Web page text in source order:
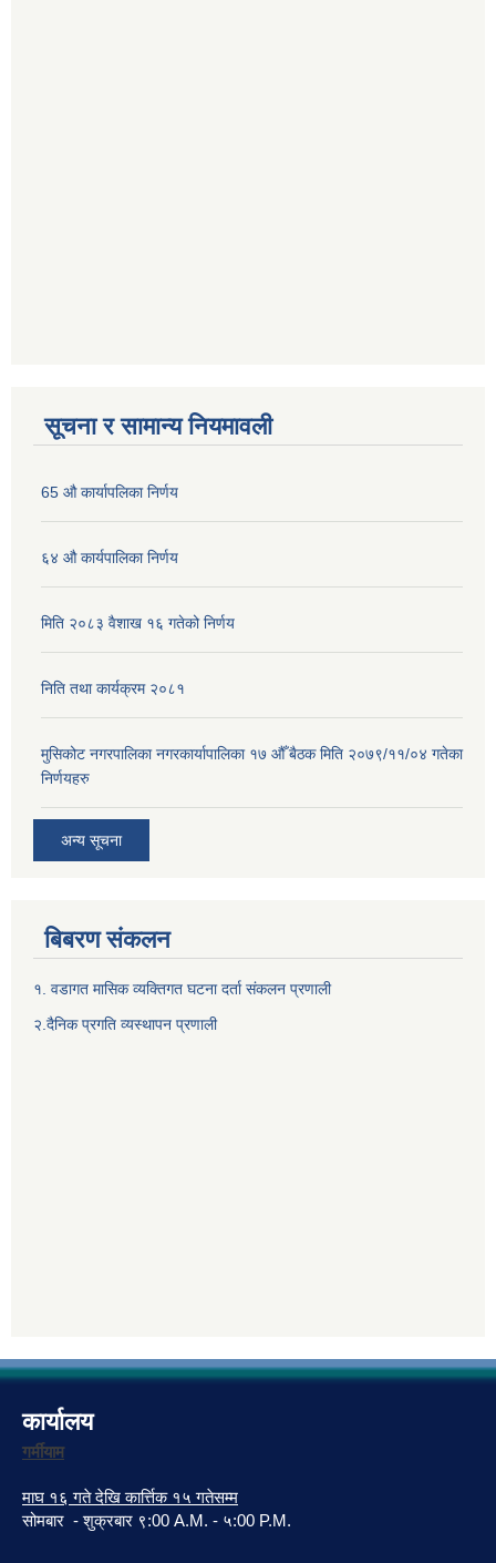
सूचना र सामान्य नियमावली
65 औ कार्यापलिका निर्णय
६४ औ कार्यपालिका निर्णय
मिति २०८३ वैशाख १६ गतेको निर्णय
निति तथा कार्यक्रम २०८१
मुसिकोट नगरपालिका नगरकार्यापालिका १७ औँ बैठक मिति २०७९/११/०४ गतेका
निर्णयहरु
अन्य सूचना
बिबरण संकलन
१. वडागत मासिक व्यक्तिगत घटना दर्ता संकलन प्रणाली
२.दैनिक प्रगति व्यस्थापन प्रणाली
कार्यालय
गर्मीयाम
माघ १६ गते देखि कार्त्तिक १५ गतेसम्म
सोमबार - शुक्रबार ९:00 A.M. - ५:00 P.M.